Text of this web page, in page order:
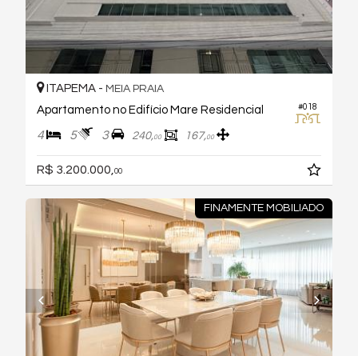
#018
ITAPEMA - MEIA PRAIA
Apartamento no Edifício Mare Residencial
4 5 3 240,00 167,00
R$ 3.200.000, 00
FINAMENTE MOBILIADO